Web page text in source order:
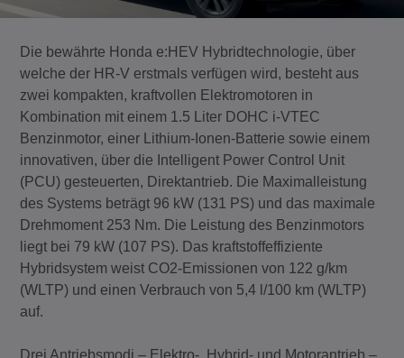
Die bewährte Honda e:HEV Hybridtechnologie, über
welche der HR-V erstmals verfügen wird, besteht aus
zwei kompakten, kraftvollen Elektromotoren in
Kombination mit einem 1.5 Liter DOHC i-VTEC
Benzinmotor, einer Lithium-Ionen-Batterie sowie einem
innovativen, über die Intelligent Power Control Unit
(PCU) gesteuerten, Direktantrieb. Die Maximalleistung
des Systems beträgt 96 kW (131 PS) und das maximale
Drehmoment 253 Nm. Die Leistung des Benzinmotors
liegt bei 79 kW (107 PS). Das kraftstoffeffiziente
Hybridsystem weist CO2-Emissionen von 122 g/km
(WLTP) und einen Verbrauch von 5,4 l/100 km (WLTP)
auf.